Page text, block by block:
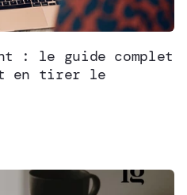
: le guide complet
en tirer le